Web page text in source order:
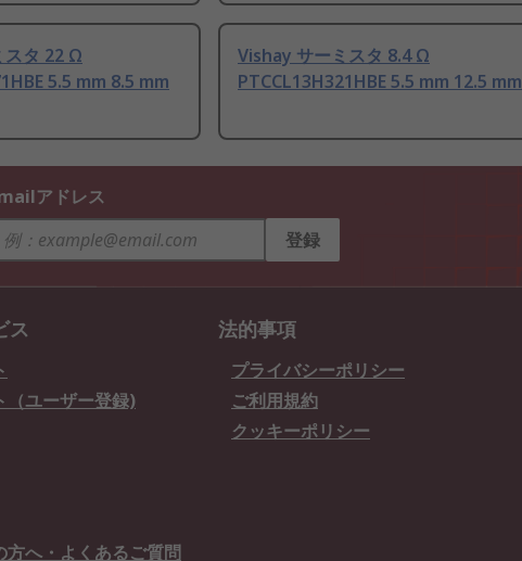
スタ 22 Ω
5.5 mm 8.5 mm
Vishay サーミスタ 8.4 Ω
PTCCL13H321HBE 5.5 mm 12.5 mm
アドレス
登録
ス
（ユーザー登録)
方へ・よくあるご質問
法的事項
プライバシーポリシー
ご利用規約
クッキーポリシー